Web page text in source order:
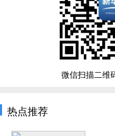
微信扫描二维
热点推荐